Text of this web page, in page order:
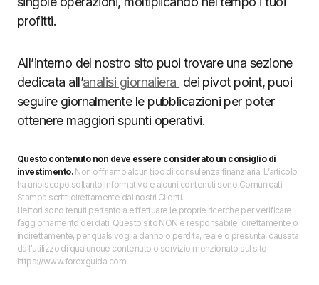
profitti.
All’interno del nostro sito puoi trovare una sezione
dedicata all’analisi giornaliera dei pivot point, puoi
seguire giornalmente le pubblicazioni per poter
ottenere maggiori spunti operativi.
Questo contenuto non deve essere considerato un consiglio di
investimento.Non offriamo alcun tipo di consulenza finanziaria. L’articolo
ha uno scopo soltanto informativo e alcuni contenuti sono Comunicati
Stampa scritti direttamente dai nostri Clienti.
I lettori sono tenuti pertanto a effettuare le proprie ricerche per verificare
l’aggiornamento dei dati. Questo sito NON è responsabile, direttamente o
indirettamente, per qualsivoglia danno o perdita, reale o presunta, causata
dall'utilizzo di qualunque contenuto o servizio menzionato sul sito
https://www.forexguida.com.